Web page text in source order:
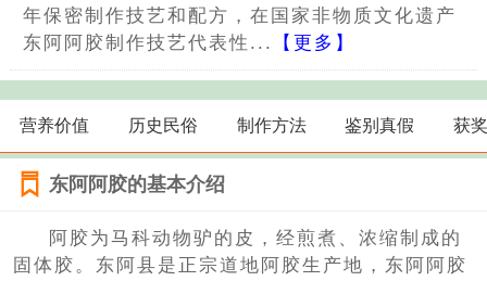
年保密制作技艺和配方，在国家非物质文化遗产
东阿阿胶制作技艺代表性...
【更多】
营养价值 历史民俗 制作方法 鉴别真假 获
东阿阿胶的基本介绍
阿胶为马科动物驴的皮，经煎煮、浓缩制成的
固体胶。东阿县是正宗道地阿胶生产地，东阿阿胶